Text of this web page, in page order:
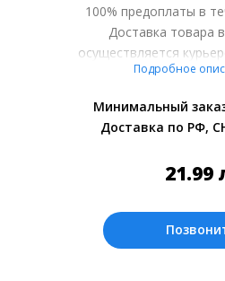
100% предоплаты в
Доставка товара
осуществляется
или самовывозом со
Оплата производится
09.08.2026. Текущий
Подробное
Минимальный
Доставка по РФ,
21.99